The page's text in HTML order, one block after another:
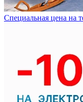
Специальная цена на